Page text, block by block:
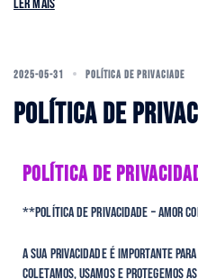
Ler mais
2025-05-31 POLÍTICA DE PRIVACIADE
POLÍTICA DE
POLÍTICA DE
**Política de Privacidade – Amor
A sua privacidade é importante
coletamos, usamos e protegemos